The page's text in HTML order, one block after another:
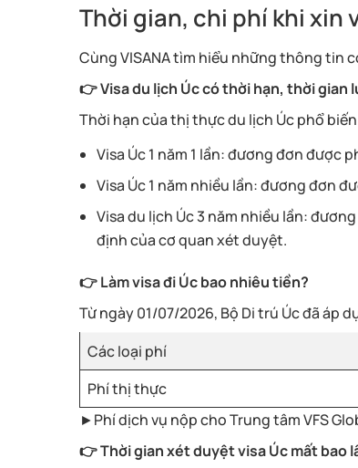
Thời gian, chi phí khi xin
Cùng VISANA tìm hiểu những thông tin
👉 Visa du lịch Úc có thời hạn, thời gian
Thời hạn của thị thực du lịch Úc phổ
Visa Úc 1 năm 1 lần: đương đơn được
Visa Úc 1 năm nhiều lần: đương đơn
Visa du lịch Úc 3 năm nhiều lần:
định của cơ quan xét duyệt.
👉 Làm visa đi Úc bao nhiêu tiền?
Từ ngày 01/07/2026, Bộ Di trú Úc đã áp
Các loại phí
Phí thị thực
►Phí dịch vụ nộp cho Trung tâm VFS
👉 Thời gian xét duyệt visa Úc mất bao